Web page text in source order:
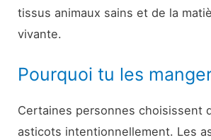
tissus animaux sains et de la
vivante.
Pourquoi tu les
Certaines personnes choisissent
asticots intentionnellement. Les